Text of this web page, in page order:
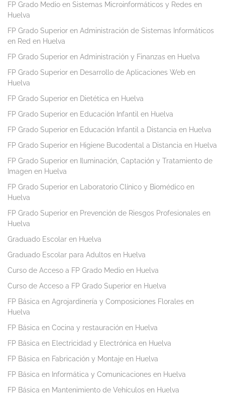
FP Grado Medio en Sistemas Microinformáticos y Redes en
Huelva
FP Grado Superior en Administración de Sistemas Informáticos
en Red en Huelva
FP Grado Superior en Administración y Finanzas en Huelva
FP Grado Superior en Desarrollo de Aplicaciones Web en
Huelva
FP Grado Superior en Dietética en Huelva
FP Grado Superior en Educación Infantil en Huelva
FP Grado Superior en Educación Infantil a Distancia en Huelva
FP Grado Superior en Higiene Bucodental a Distancia en Huelva
FP Grado Superior en Iluminación, Captación y Tratamiento de
Imagen en Huelva
FP Grado Superior en Laboratorio Clínico y Biomédico en
Huelva
FP Grado Superior en Prevención de Riesgos Profesionales en
Huelva
Graduado Escolar en Huelva
Graduado Escolar para Adultos en Huelva
Curso de Acceso a FP Grado Medio en Huelva
Curso de Acceso a FP Grado Superior en Huelva
FP Básica en Agrojardinería y Composiciones Florales en
Huelva
FP Básica en Cocina y restauración en Huelva
FP Básica en Electricidad y Electrónica en Huelva
FP Básica en Fabricación y Montaje en Huelva
FP Básica en Informática y Comunicaciones en Huelva
FP Básica en Mantenimiento de Vehículos en Huelva